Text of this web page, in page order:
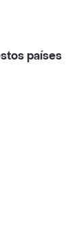
países